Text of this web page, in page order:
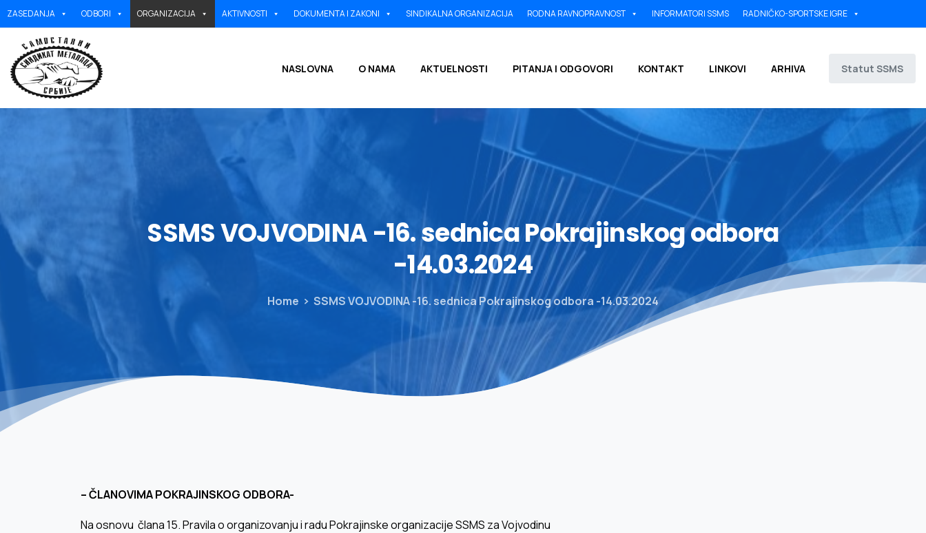
ZASEDANJA ODBORI ORGANIZACIJA AKTIVNOSTI DOKUMENTA I ZAKONI SINDIKALNA ORGANIZACIJA RODNA RAVNOPRAVNOST INFORMATORI SSMS RADNIČKO-SPORTSKE IGRE
NASLOVNA O NAMA AKTUELNOSTI PITANJA I ODGOVORI KONTAKT LINKOVI ARHIVA Statut SSMS
SSMSVOJVODINA-16.sednicaPokrajinskogodbora
-14.03.2024
Home SSMS VOJVODINA -16. sednica Pokrajinskog odbora -14.03.2024
–ČLANOVIMA POKRAJINSKOG ODBORA-
Na osnovu člana 15. Pravila o organizovanju i radu Pokrajinske organizacije SSMS za Vojvodinu